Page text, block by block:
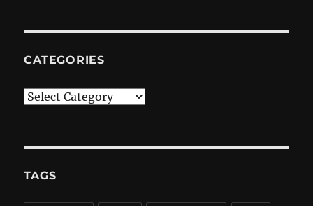
CATEGORIES
Categories
TAGS